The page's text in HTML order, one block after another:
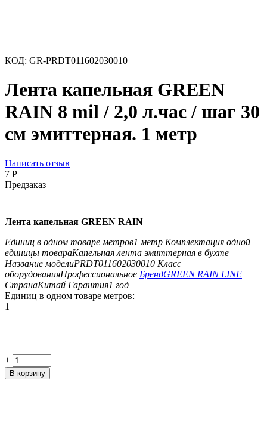
КОД: GR-PRDT011602030010
Лента капельная GREEN
RAIN 8 mil / 2,0 л.час / шаг 30
см эмиттерная. 1 метр
Написать отзыв
‍7‍ Р
Предзаказ
Лента капельная GREEN RAIN
Единиц в одном товаре метров1 метр Комплектация одной
единицы товараКапельная лента эмиттерная в бухте
Название моделиPRDT011602030010 Класс
оборудованияПрофессиональное БрендGREEN RAIN LINE
СтранаКитай Гарантия1 год
Единиц в одном товаре метров:
1
+ −
В корзину